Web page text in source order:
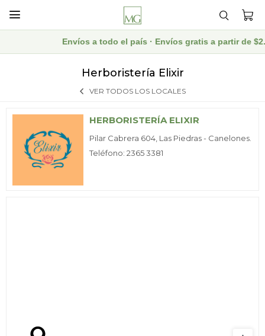

Envíos a todo el país · Envíos gratis a partir de
Herboristería Elixir
VER TODOS LOS LOCALES
HERBORISTERÍA ELIXIR
Pilar Cabrera 604, Las Piedras - Canelones.
Teléfono: 2365 3381